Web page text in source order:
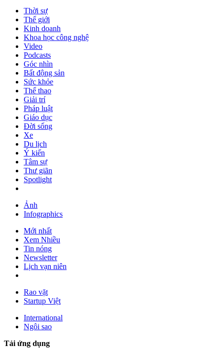
Thời sự
Thế giới
Kinh doanh
Khoa học công nghệ
Video
Podcasts
Góc nhìn
Bất động sản
Sức khỏe
Thể thao
Giải trí
Pháp luật
Giáo dục
Đời sống
Xe
Du lịch
Ý kiến
Tâm sự
Thư giãn
Spotlight
Ảnh
Infographics
Mới nhất
Xem Nhiều
Tin nóng
Newsletter
Lịch vạn niên
Rao vặt
Startup Việt
International
Ngôi sao
Tải ứng dụng